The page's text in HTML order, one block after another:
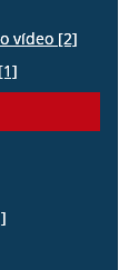
vídeo [2]
[1]